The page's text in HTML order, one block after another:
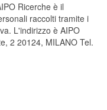
Ricerche è il
raccolti tramite i
L'indirizzo è AIPO
2 20124, MILANO Tel.